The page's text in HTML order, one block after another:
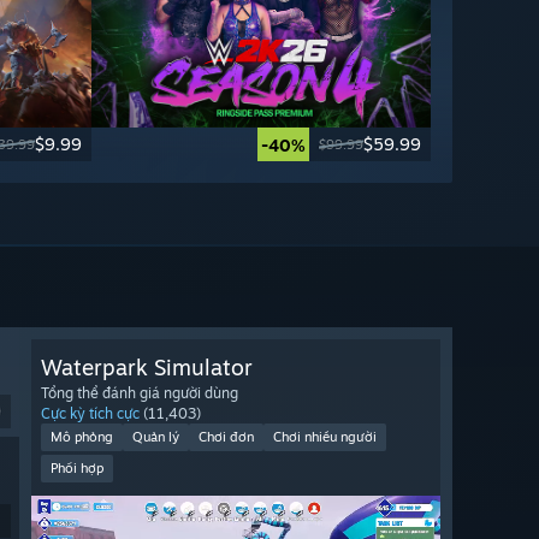
$9.99 -40% $99.99$59.99
Waterpark Simulator
Tổng thể đánh giá người dùng
Cực kỳ tích cực (11,403)
Mô phỏng Quản lý Chơi đơn
Chơi nhiều người
Phối hợp